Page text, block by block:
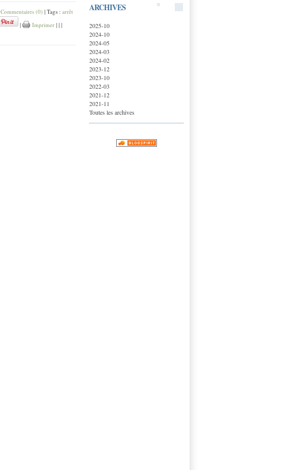
ARCHIVES
2025-10
2024-10
2024-05
2024-03
2024-02
2023-12
2023-10
2022-03
2021-12
2021-11
Toutes les archives
Commentaires (0) | Tags : arrêt
| Imprimer | | |